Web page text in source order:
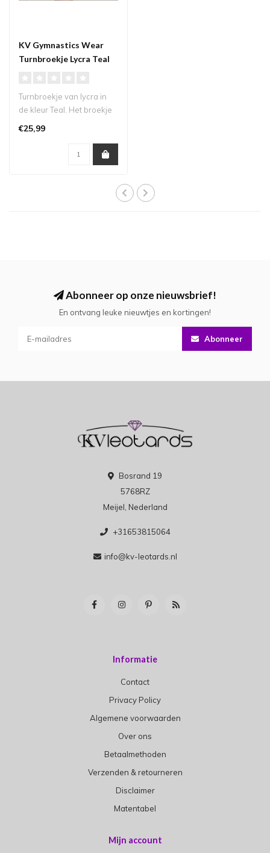
KV Gymnastics Wear
Turnbroekje Lycra Teal
Turnbroekje van lycra in
de kleur Teal. Het broekje
€25,99
Abonneer op onze nieuwsbrief!
En ontvang leuke nieuwtjes en kortingen!
Abonneer
Bosrand 19
5768RZ
Meijel, Nederland
+31653815064
info@kv-leotards.nl
Informatie
Contact
Privacy Policy
Algemene voorwaarden
Over ons
Betaalmethoden
Verzenden & retourneren
Disclaimer
Matentabel
Mijn account